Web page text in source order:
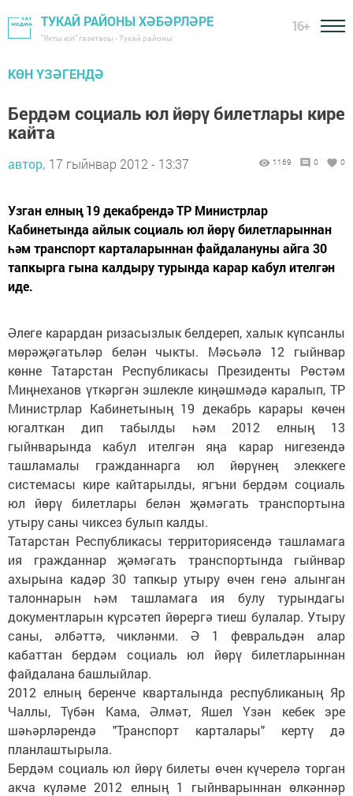
ТУКАЙ РАЙОНЫ ХӘБӘРЛӘРЕ
"Якты юл" газетасы - Тукай районы
16+
КӨН ҮЗӘГЕНДӘ
Бердәм социаль юл йөрү билетлары кире
кайта
автор, 17 гыйнвар 2012 - 13:37 1169 0 0
Узган елның 19 декабрендә ТР Министрлар
Кабинетында айлык социаль юл йөрү билетларыннан
һәм транспорт карталарыннан файдалануны айга 30
тапкырга гына калдыру турында карар кабул ителгән
иде.
Әлеге карардан ризасызлык белдереп, халык күпсанлы
мөрәҗәгатьләр белән чыкты. Мәсьәлә 12 гыйнвар
көнне Татарстан Республикасы Президенты Рөстәм
Миңнеханов үткәргән эшлекле киңәшмәдә каралып, ТР
Министрлар Кабинетының 19 декабрь карары көчен
югалткан дип табылды һәм 2012 елның 13
гыйнварында кабул ителгән яңа карар нигезендә
ташламалы гражданнарга юл йөрүнең элеккеге
системасы кире кайтарылды, ягъни бердәм социаль
юл йөрү билетлары белән җәмәгать транспортына
утыру саны чиксез булып калды.
Татарстан Республикасы территориясендә ташламага
ия гражданнар җәмәгать транспортында гыйнвар
ахырына кадәр 30 тапкыр утыру өчен генә алынган
талоннарын һәм ташламага ия булу турындагы
документларын күрсәтеп йөрергә тиеш булалар. Утыру
саны, әлбәттә, чикләнми. Ә 1 февральдән алар
кабаттан бердәм социаль юл йөрү билетларыннан
файдалана башлыйлар.
2012 елның беренче кварталында республиканың Яр
Чаллы, Түбән Кама, Әлмәт, Яшел Үзән кебек эре
шәһәрләрендә "Транспорт карталары" кертү дә
планлаштырыла.
Бердәм социаль юл йөрү билеты өчен күчерелә торган
акча күләме 2012 елның 1 гыйнварыннан өлкәннәр